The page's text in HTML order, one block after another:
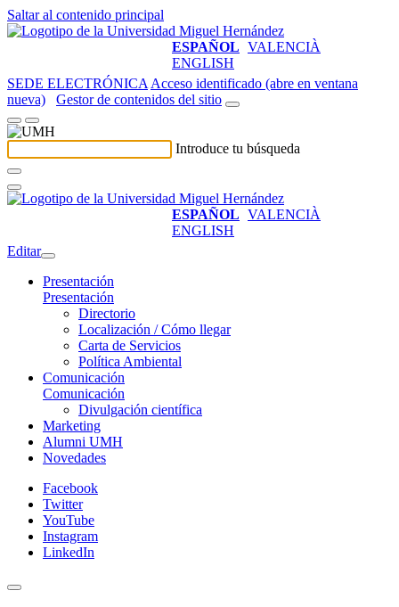
Saltar al contenido principal
ESPAÑOL VALENCIÀ
ENGLISH
SEDE ELECTRÓNICA Acceso identificado (abre en ventana
nueva)
Gestor de contenidos del sitio
Introduce tu búsqueda
ESPAÑOL VALENCIÀ
ENGLISH
Editar
Presentación
Presentación
Directorio
Localización / Cómo llegar
Carta de Servicios
Política Ambiental
Comunicación
Comunicación
Divulgación científica
Marketing
Alumni UMH
Novedades
Facebook
Twitter
YouTube
Instagram
LinkedIn